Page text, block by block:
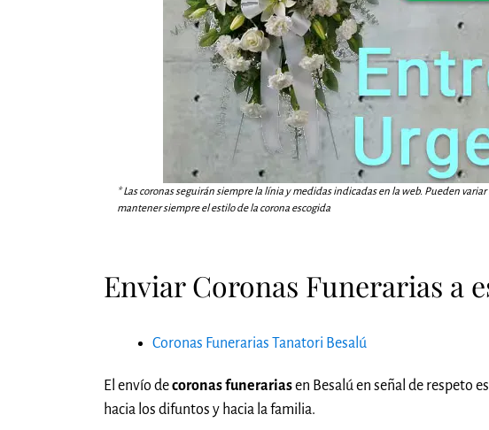
* Las coronas seguirán siempre la línia y medidas indicadas en la web. Pueden
mantener siempre el estilo de la corona escogida
Enviar Coronas Funerarias a
Coronas Funerarias Tanatori Besalú
El envío decoronas funerariasen Besalú en señal de respeto
hacia los difuntos y hacia la familia.